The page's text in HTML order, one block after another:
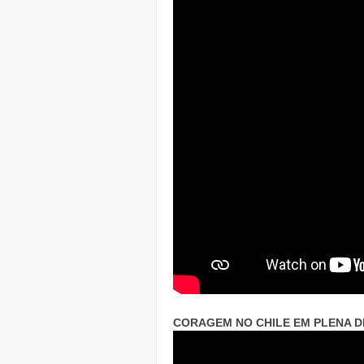
CORAGEM NO CHILE EM PLENA